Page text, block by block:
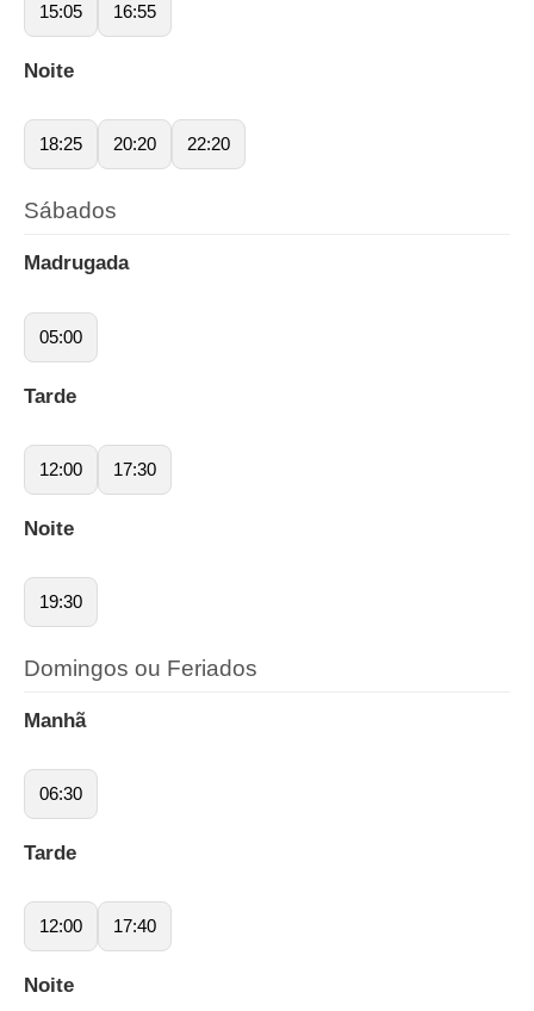
15:05 16:55
Noite
18:25 20:20 22:20
Sábados
Madrugada
05:00
Tarde
12:00 17:30
Noite
19:30
Domingos ou Feriados
Manhã
06:30
Tarde
12:00 17:40
Noite